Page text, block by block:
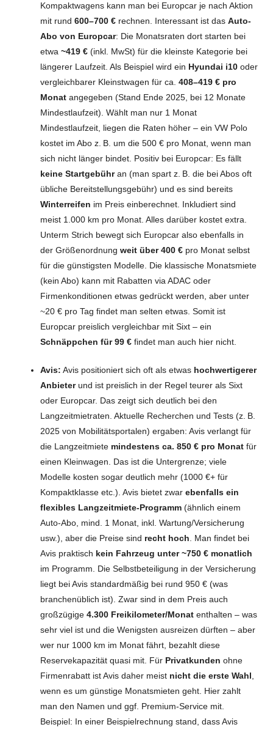
Kompaktwagens kann man bei Europcar je nach Aktion
mit rund 600–700 € rechnen. Interessant ist das Auto-
Abo von Europcar: Die Monatsraten dort starten bei
etwa ~419 € (inkl. MwSt) für die kleinste Kategorie bei
längerer Laufzeit. Als Beispiel wird ein Hyundai i10 oder
vergleichbarer Kleinstwagen für ca. 408–419 € pro
Monat angegeben (Stand Ende 2025, bei 12 Monate
Mindestlaufzeit). Wählt man nur 1 Monat
Mindestlaufzeit, liegen die Raten höher – ein VW Polo
kostet im Abo z. B. um die 500 € pro Monat, wenn man
sich nicht länger bindet. Positiv bei Europcar: Es fällt
keine Startgebühran (man spart z. B. die bei Abos oft
übliche Bereitstellungsgebühr) und es sind bereits
Winterreifen im Preis einberechnet. Inkludiert sind
meist 1.000 km pro Monat. Alles darüber kostet extra.
Unterm Strich bewegt sich Europcar also ebenfalls in
der Größenordnung weit über 400 € pro Monat selbst
für die günstigsten Modelle. Die klassische Monatsmiete
(kein Abo) kann mit Rabatten via ADAC oder
Firmenkonditionen etwas gedrückt werden, aber unter
~20 € pro Tag findet man selten etwas. Somit ist
Europcar preislich vergleichbar mit Sixt – ein
Schnäppchen für 99 € findet man auch hier nicht.
Avis: Avis positioniert sich oft als etwas hochwertigerer
Anbieterund ist preislich in der Regel teurer als Sixt
oder Europcar. Das zeigt sich deutlich bei den
Langzeitmietraten. Aktuelle Recherchen und Tests (z. B.
2025 von Mobilitätsportalen) ergaben: Avis verlangt für
die Langzeitmiete mindestens ca. 850 € pro Monat für
einen Kleinwagen. Das ist die Untergrenze; viele
Modelle kosten sogar deutlich mehr (1000 €+ für
Kompaktklasse etc.). Avis bietet zwar ebenfalls ein
flexibles Langzeitmiete-Programm (ähnlich einem
Auto-Abo, mind. 1 Monat, inkl. Wartung/Versicherung
usw.), aber die Preise sind recht hoch . Man findet bei
Avis praktisch kein Fahrzeug unter ~750 € monatlich
im Programm. Die Selbstbeteiligung in der Versicherung
liegt bei Avis standardmäßig bei rund 950 € (was
branchenüblich ist). Zwar sind in dem Preis auch
großzügige 4.300 Freikilometer/Monat enthalten – was
sehr viel ist und die Wenigsten ausreizen dürften – aber
wer nur 1000 km im Monat fährt, bezahlt diese
Reservekapazität quasi mit. Für Privatkunden ohne
Firmenrabatt ist Avis daher meist nicht die erste Wahl
wenn es um günstige Monatsmieten geht. Hier zahlt
man den Namen und ggf. Premium-Service mit.
Beispiel: In einer Beispielrechnung stand, dass Avis